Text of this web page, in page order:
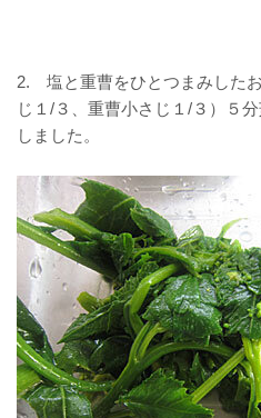
2. 塩と重曹をひとつまみした
じ１/３、重曹小さじ１/３）５
しました。